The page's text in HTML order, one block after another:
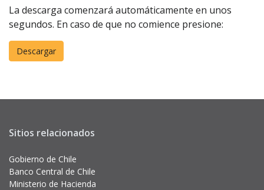
La descarga comenzará automáticamente en unos
segundos. En caso de que no comience presione:
Sitios relacionados
Gobierno de Chile
Banco Central de Chile
Ministerio de Hacienda